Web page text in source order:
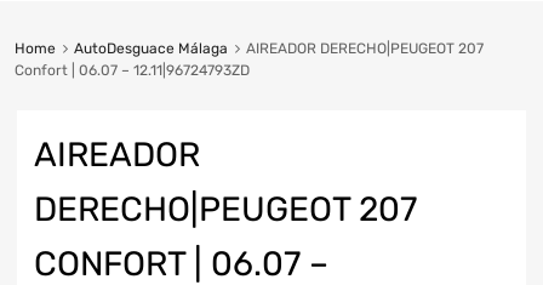
Home AutoDesguace Málaga
AIREADOR DERECHO|PEUGEOT 207
Confort | 06.07 – 12.11|96724793ZD
AIREADOR
DERECHO|PEUGEOT 207
CONFORT | 06.07 –